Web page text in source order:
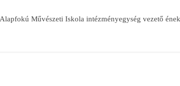
Művészeti Iskola intézményegység vezető